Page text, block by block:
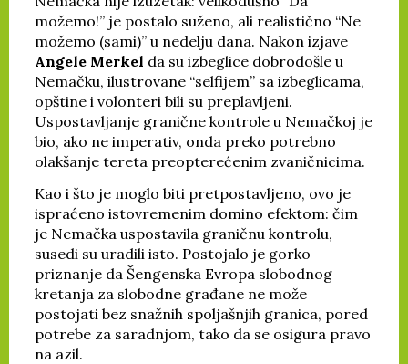
možemo!” je postalo suženo, ali realistično “Ne
možemo (sami)” u nedelju dana. Nakon izjave
Angele Merkel da su izbeglice dobrodošle u
Nemačku, ilustrovane “selfijem” sa izbeglicama,
opštine i volonteri bili su preplavljeni.
Uspostavljanje granične kontrole u Nemačkoj je
bio, ako ne imperativ, onda preko potrebno
olakšanje tereta preopterećenim zvaničnicima.
Kao i što je moglo biti pretpostavljeno, ovo je
ispraćeno istovremenim domino efektom: čim
je Nemačka uspostavila graničnu kontrolu,
susedi su uradili isto. Postojalo je gorko
priznanje da Šengenska Evropa slobodnog
kretanja za slobodne građane ne može
postojati bez snažnih spoljašnjih granica, pored
potrebe za saradnjom, tako da se osigura pravo
na azil.